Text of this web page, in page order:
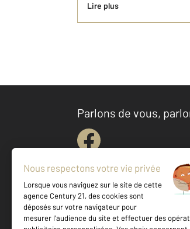
Lire plus
Parlons de vous,